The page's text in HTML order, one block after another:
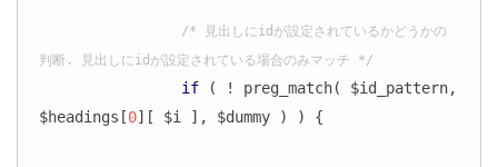
/* 見出しにidが設定されているかどうかの
判断. 見出しにidが設定されている場合のみマッチ */
if ( ! preg_match( $id_pattern,
$headings[0][ $i ], $dummy ) ) {